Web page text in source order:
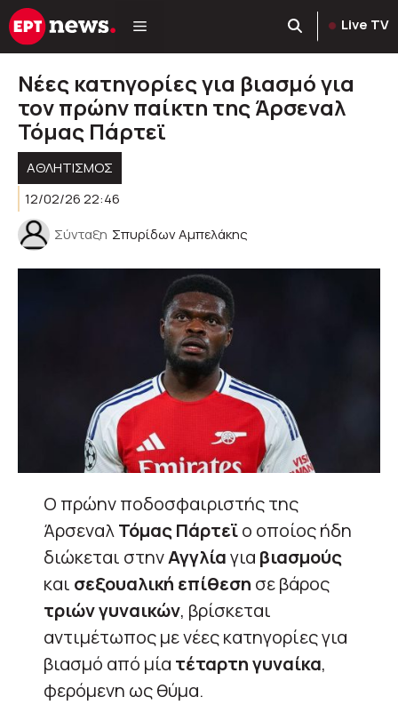
Μετάβαση
σε
Live TV
Νέες κατηγορίες για βιασμό για
τον πρώην παίκτη της Άρσεναλ
Τόμας Πάρτεϊ
ΑΘΛΗΤΙΣΜΟΣ
12/02/26 22:46
Σύνταξη Σπυρίδων Αμπελάκης
Ο πρώην ποδοσφαιριστής της
ΆρσεναλΤόμας Πάρτεϊο οποίος ήδη
διώκεται στηνΑγγλίαγια βιασμούς
και σεξουαλική επίθεση σε βάρος
τριών γυναικών, βρίσκεται
αντιμέτωπος με νέες κατηγορίες για
βιασμό από μία τέταρτη γυναίκα,
φερόμενη ως θύμα.